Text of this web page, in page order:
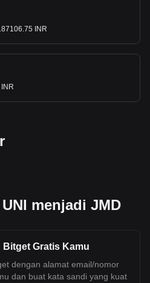
dengan kode Uniswap
mata uang kripto
berapa banyak mata
pertukarkan dengan JMD.
INR
menjadi JMD
Bitget Gratis Kamu
dengan alamat email/nomor
dan buat kata sandi yang kuat